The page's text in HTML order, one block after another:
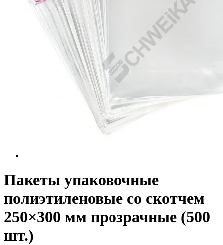
Пакеты упаковочные
полиэтиленовые со скотчем
250×300 мм прозрачные (500
шт.)